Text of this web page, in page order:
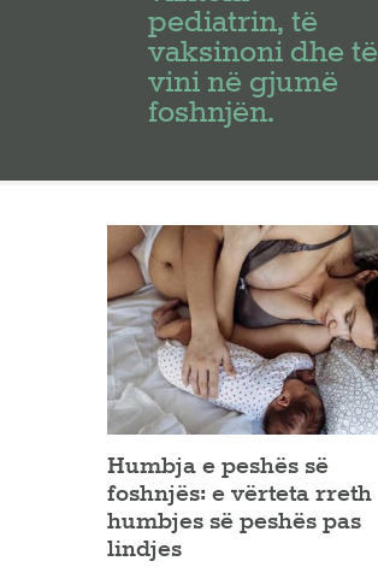
pediatrin, të
vaksinoni dhe të
vini në gjumë
foshnjën.
Humbja e peshës së
foshnjës: e vërteta rreth
humbjes së peshës pas
lindjes